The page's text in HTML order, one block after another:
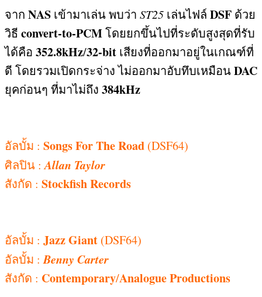
จาก NAS เข้ามาเล่น พบว่า ST25 เล่นไฟล์ DSF ด้วย
วิธี convert-to-PCMโดยยกขึ้นไปที่ระดับสูงสุดที่รับ
ได้คือ 352.8kHz/32-bit เสียงที่ออกมาอยู่ในเกณฑ์ที่
ดี โดยรวมเปิดกระจ่าง ไม่ออกมาอับทึบเหมือนDAC
ยุคก่อนๆ ที่มาไม่ถึง 384kHz
อัลบั้ม : Songs For The Road (DSF64)
ศิลปิน :Allan Taylor
สังกัด : Stockfish Records
อัลบั้ม : Jazz Giant (DSF64)
อัลบั้ม :Benny Carter
สังกัด : Contemporary/Analogue Productions